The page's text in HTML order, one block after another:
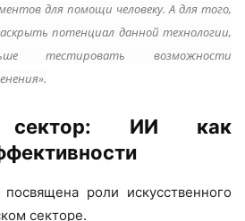
для помощи человеку. А для того,
потенциал данной технологии,
тестировать возможности
сектор: ИИ как
роли искусственного
секторе.